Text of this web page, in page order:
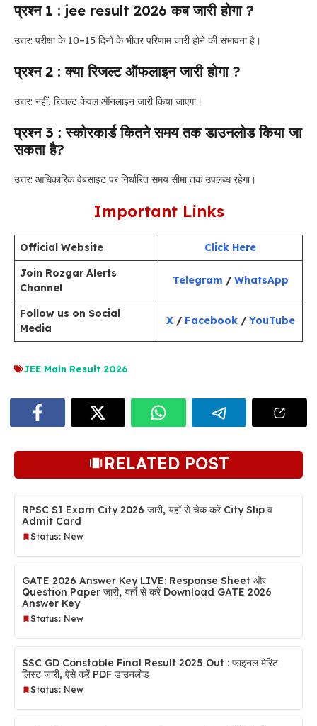
प्रश्न 1 : jee result 2026 कब जारी होगा ?
उत्तर: परीक्षा के 10–15 दिनों के भीतर परिणाम जारी होने की संभावना है।
प्रश्न 2 : क्या रिजल्ट ऑफलाइन जारी होगा ?
उत्तर: नहीं, रिजल्ट केवल ऑनलाइन जारी किया जाएगा।
प्रश्न 3 : स्कोरकार्ड कितने समय तक डाउनलोड किया जा
सकता है?
उत्तर: आधिकारिक वेबसाइट पर निर्धारित समय सीमा तक उपलब्ध रहेगा।
Important Links
Official Website
Click Here
Join Rozgar Alerts
Channel
Telegram / WhatsApp
Follow us on Social
Media
X / Facebook/ YouTube
JEE Main Result 2026
RELATED POST
RPSC SI Exam City 2026 जारी, यहाँ से चेक करें City Slip व
Admit Card
Status: New
GATE 2026 Answer Key LIVE: Response Sheet और
Question Paper जारी, यहाँ से करें Download GATE 2026
Answer Key
Status: New
SSC GD Constable Final Result 2025 Out : फाइनल मेरिट
लिस्ट जारी, ऐसे करें PDF डाउनलोड
Status: New